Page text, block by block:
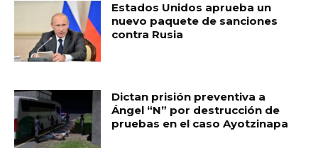
Estados Unidos aprueba un
nuevo paquete de sanciones
contra Rusia
Dictan prisión preventiva a
Ángel “N” por destrucción de
pruebas en el caso Ayotzinapa